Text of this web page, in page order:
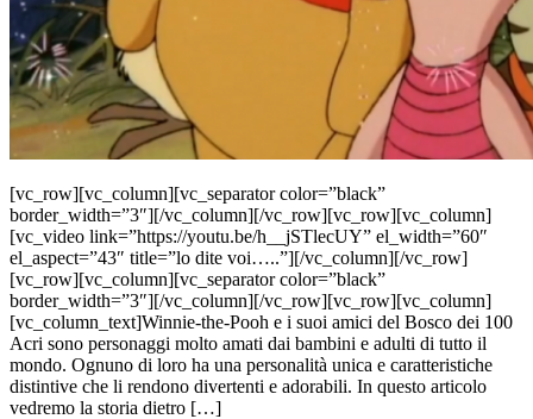
[vc_row][vc_column][vc_separator color=”black”
border_width=”3″][/vc_column][/vc_row][vc_row][vc_column]
[vc_video link=”https://youtu.be/h__jSTlecUY” el_width=”60″
el_aspect=”43″ title=”lo dite voi…..”][/vc_column][/vc_row]
[vc_row][vc_column][vc_separator color=”black”
border_width=”3″][/vc_column][/vc_row][vc_row][vc_column]
[vc_column_text]Winnie-the-Pooh e i suoi amici del Bosco dei 100
Acri sono personaggi molto amati dai bambini e adulti di tutto il
mondo. Ognuno di loro ha una personalità unica e caratteristiche
distintive che li rendono divertenti e adorabili. In questo articolo
vedremo la storia dietro […]